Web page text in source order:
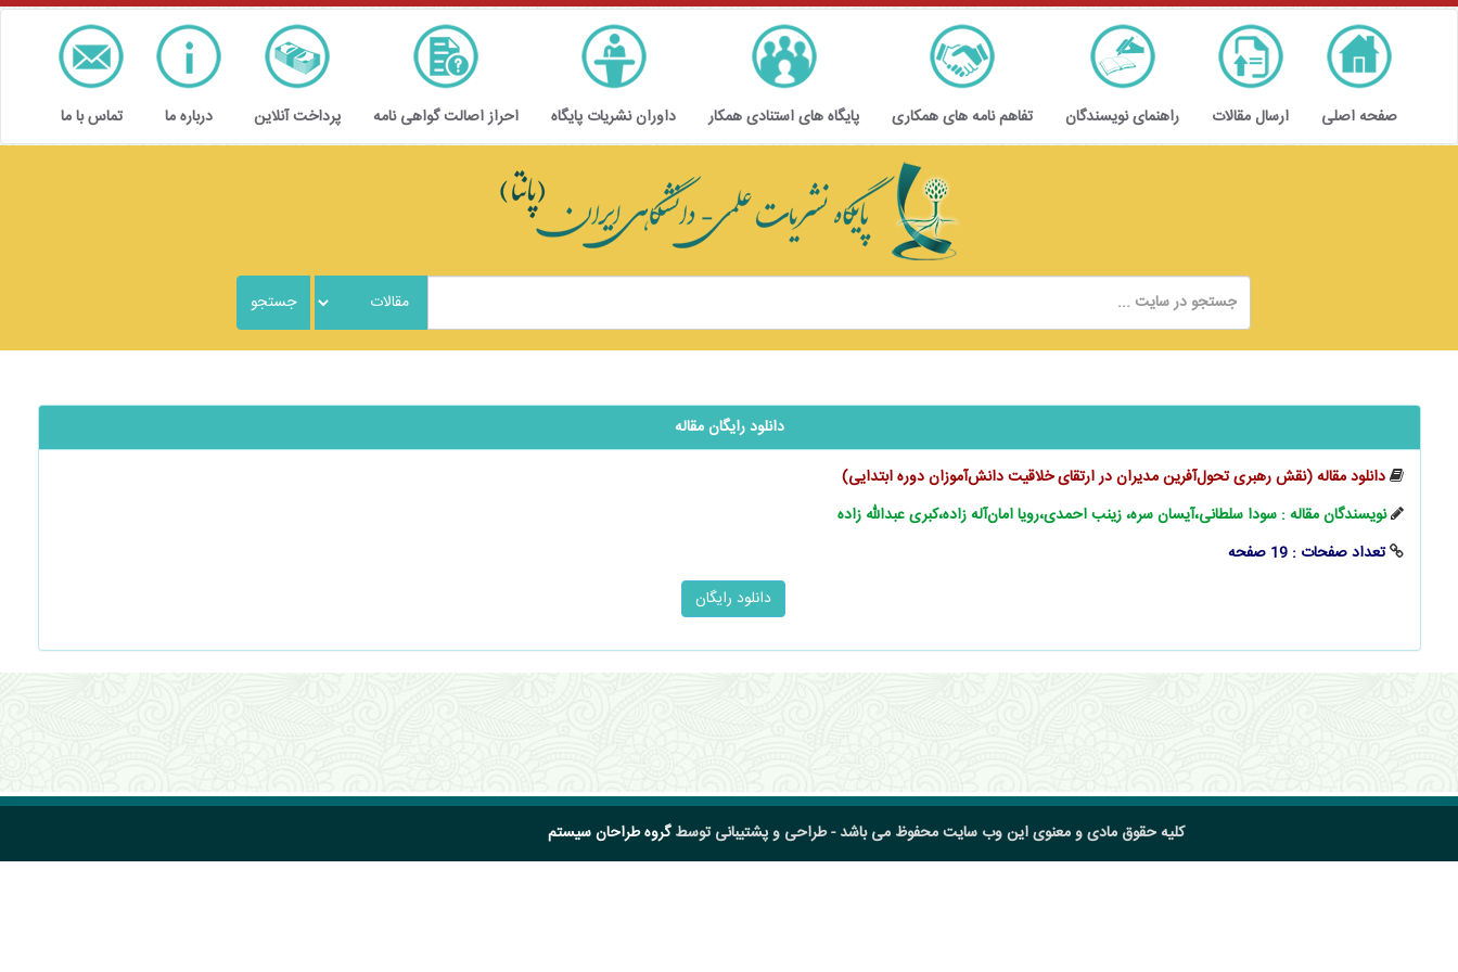
صفحه اصلی ارسال مقالات راهنمای نویسندگان تفاهم نامه های همکاری پایگاه های استنادی همکار داوران نشریات پایگاه احراز اصالت گواهی نامه پرداخت آنلاین درباره ما تماس با ما
دانلود رایگان مقاله
دانلود مقاله (نقش رهبری تحول‌آفرین مدیران در ارتقای خلاقیت ‌‌‌‌‌دانش‌آموزان دوره ابتدایی)
نویسندگان مقاله : سودا سلطانی،آیسان سره، زینب احمدی،رویا امان‌آله‌ زاده،کبری عبدالله‌ زاده
تعداد صفحات : 19 صفحه
کلیه حقوق مادی و معنوی این وب سایت محفوظ می باشد - طراحی و پشتیبانی توسطگروه طراحان سیستم